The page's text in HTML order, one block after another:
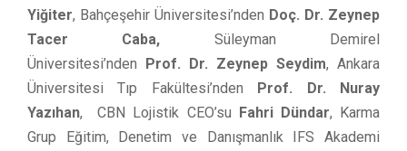
Yiğiter, Bahçeşehir Üniversitesi’nden Doç. Dr. Zeynep
Tacer Caba, Süleyman Demirel
Üniversitesi’nden Prof. Dr. Zeynep Seydim, Ankara
Üniversitesi Tıp Fakültesi’nden Prof. Dr. Nuray
Yazıhan, CBN Lojistik CEO’su Fahri Dündar, Karma
Grup Eğitim, Denetim ve Danışmanlık IFS Akademi